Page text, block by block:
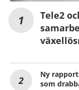
Tele2
Ny
som